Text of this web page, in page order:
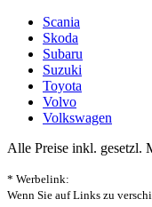
Scania
Skoda
Subaru
Suzuki
Toyota
Volvo
Volkswagen
Alle Preise inkl. gesetzl.
* Werbelink:
Wenn Sie auf Links zu